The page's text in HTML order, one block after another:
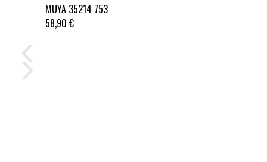
MUYA 35214 753
58,90 €